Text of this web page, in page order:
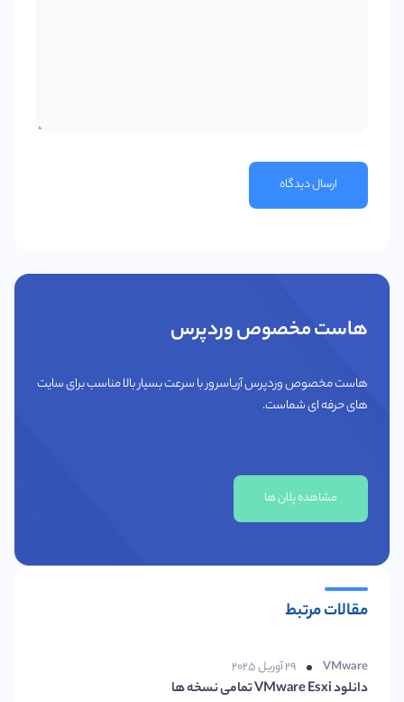
هاست مخصوص وردپرس
هاست مخصوص وردپرس آریاسرور با سرعت بسیار بالا مناسب برای سایت
های حرفه ای شماست.
مشاهده پلان ها
مقالات مرتبط
VMware ۲۹ آوریل ۲۰۲۵
دانلود VMware Esxi تمامی نسخه ها
ارسال دیدگاه